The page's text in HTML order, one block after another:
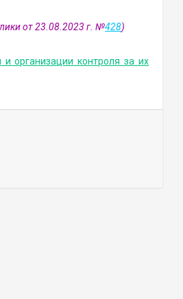
от 23.08.2023 г. №428)
организации контроля за их